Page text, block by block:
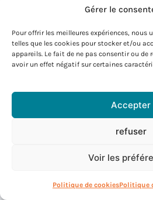
Gérer le
Pour offrir les meilleures expériences, nous
telles que les cookies pour stocker et/ou
appareils. Le fait de ne pas consentir ou de
avoir un effet négatif sur certaines
Accepter
refuser
Voir les
Politique de cookiesPolitique
blog
5 pistes concrètes pour
activité indépendante
5 pistes concrètes pour